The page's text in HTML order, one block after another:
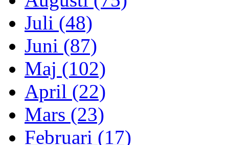
Juli (48)
Juni (87)
Maj (102)
April (22)
Mars (23)
Februari (17)